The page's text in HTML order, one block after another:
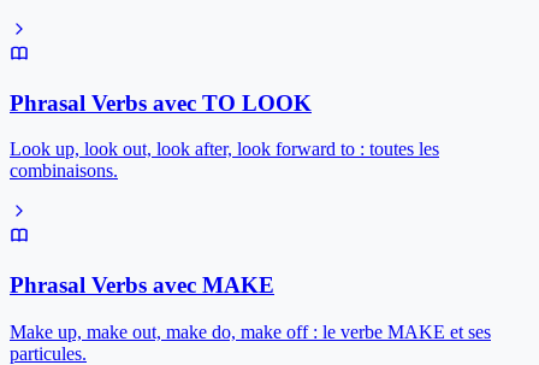
Phrasal Verbs avec TO LOOK
Look up, look out, look after, look forward to : toutes les
combinaisons.
Phrasal Verbs avec MAKE
Make up, make out, make do, make off : le verbe MAKE et ses
particules.